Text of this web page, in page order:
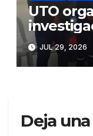
UTO
nacional
JUL 29, 2026
Deja